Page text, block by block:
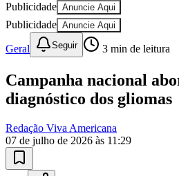
Publicidade Anuncie Aqui
Publicidade Anuncie Aqui
Geral Seguir 3 min de leitura
Campanha nacional
diagnóstico dos gliomas
Redação Viva Americana
07 de julho de 2026 às 11:29